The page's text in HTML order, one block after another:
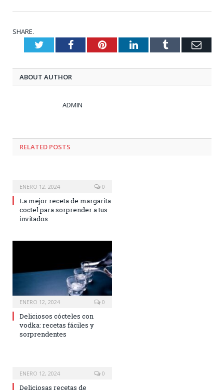
SHARE.
TwitterFacebookPinterestLinkedInTumblr
ABOUT AUTHOR
ADMIN
RELATED POSTS
ENERO 12, 2024 0
La mejor receta de margarita
coctel para sorprender a tus
invitados
ENERO 12, 2024 0
Deliciosos cócteles con
vodka: recetas fáciles y
sorprendentes
ENERO 12, 2024 0
Deliciosas recetas de